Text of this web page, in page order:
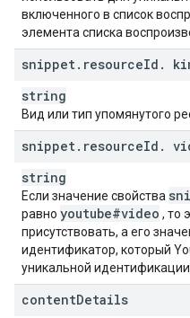
включенного в список
элемента списка
snippet. resourceId .
string
Вид или тип упомянутого
snippet. resourceId .
string
Если значение свойства
равно youtube#video , то
присутствовать, а его
идентификатор, который
уникальной идентификации
contentDetails